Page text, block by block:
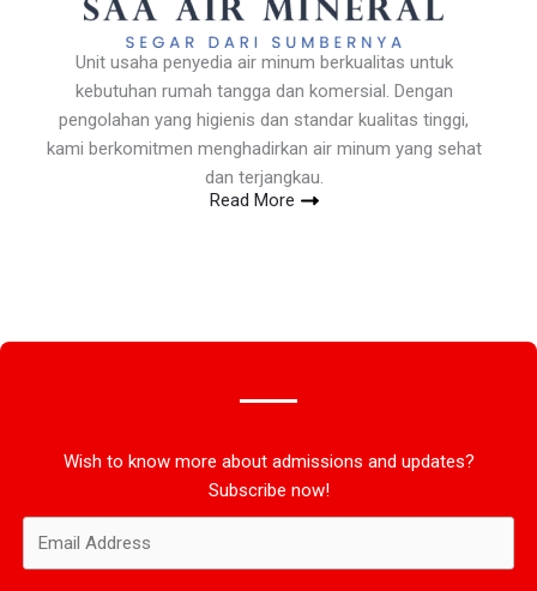
Unit usaha penyedia air minum berkualitas untuk
kebutuhan rumah tangga dan komersial. Dengan
pengolahan yang higienis dan standar kualitas tinggi,
kami berkomitmen menghadirkan air minum yang sehat
dan terjangkau.
Read More
Wish to know more about admissions and updates?
Subscribe now!